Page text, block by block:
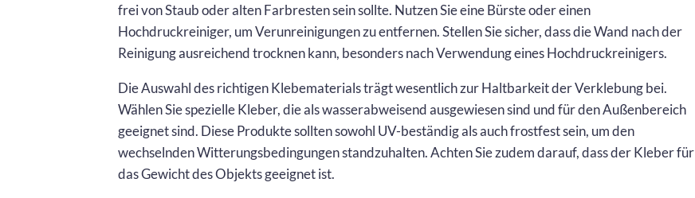
frei von Staub oder alten Farbresten sein sollte. Nutzen Sie eine Bürste oder einen
Hochdruckreiniger, um Verunreinigungen zu entfernen. Stellen Sie sicher, dass die Wand nach der
Reinigung ausreichend trocknen kann, besonders nach Verwendung eines Hochdruckreinigers.
Die Auswahl des richtigen Klebematerials trägt wesentlich zur Haltbarkeit der Verklebung bei.
Wählen Sie spezielle Kleber, die als wasserabweisend ausgewiesen sind und für den Außenbereich
geeignet sind. Diese Produkte sollten sowohl UV-beständig als auch frostfest sein, um den
wechselnden Witterungsbedingungen standzuhalten. Achten Sie zudem darauf, dass der Kleber für
das Gewicht des Objekts geeignet ist.